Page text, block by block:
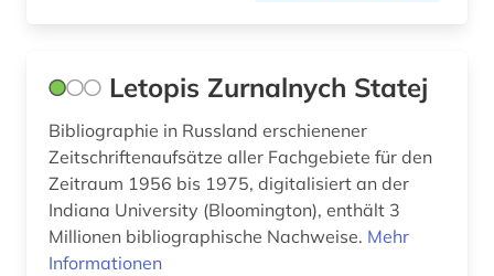
interdisziplinarität (1)
investitionsberichte (1)
iran (1)
islam (2)
Letopis Zurnalnych Statej
Bibliographie in Russland erschienener
Zeitschriftenaufsätze aller Fachgebiete für den
Zeitraum 1956 bis 1975, digitalisiert an der
Indiana University (Bloomington), enthält 3
Millionen bibliographische Nachweise. Mehr
Informationen